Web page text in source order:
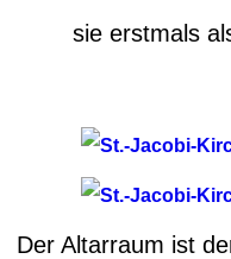
sie erstmals
Der Altarraum ist